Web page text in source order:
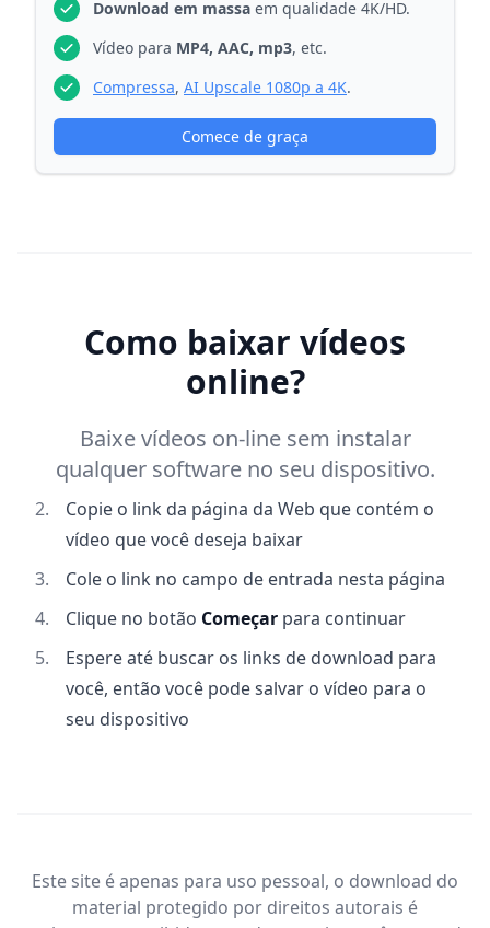
Download em massa em qualidade 4K/HD.
Vídeo para MP4, AAC, mp3, etc.
Compressa, AI Upscale 1080p a 4K.
Comece de graça
Como baixar vídeos
online?
Baixe vídeos on-line sem instalar
qualquer software no seu dispositivo.
Copie o link da página da Web que contém o
vídeo que você deseja baixar
Cole o link no campo de entrada nesta página
Clique no botão Começar para continuar
Espere até buscar os links de download para
você, então você pode salvar o vídeo para o
seu dispositivo
Este site é apenas para uso pessoal, o download do
material protegido por direitos autorais é